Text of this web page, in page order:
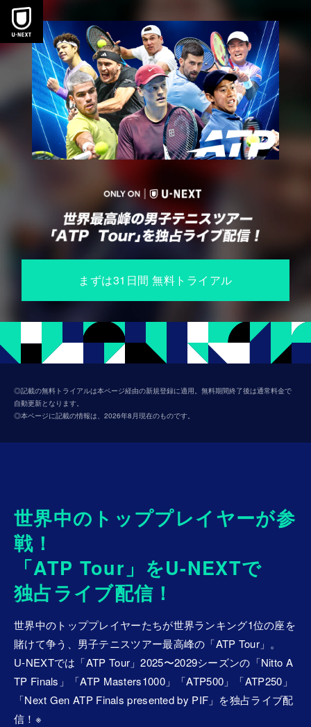
本文へスキップ
まずは31⽇間 無料トライアル
◎記載の無料トライアルは本ページ経由の新規登録に適用。無料期間終了後は通常料金で
自動更新となります。
◎本ページに記載の情報は、2026年8月現在のものです。
世界中のトッププレイヤーが参
戦！
「ATP Tour」をU-NEXTで
独占ライブ配信！
世界中のトッププレイヤーたちが世界ランキング1位の座を
賭けて争う、男子テニスツアー最高峰の「ATP Tour」。
U-NEXTでは「ATP Tour」2025〜2029シーズンの「Nitto A
TP Finals」「ATP Masters1000」「ATP500」「ATP250」
「Next Gen ATP Finals presented by PIF」を独占ライブ配
信！※